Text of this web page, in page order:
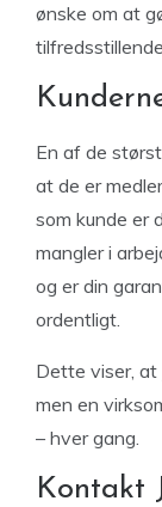
ønske om at
En af de
at de er
som kunde er
mangler i
og er din
ordentligt.
Dette viser, at
men en
– hver gang.
Kontakt